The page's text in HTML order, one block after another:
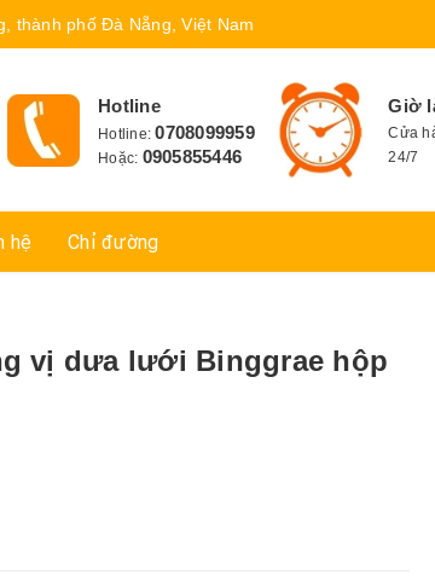
thành phố Đà Nẵng, Việt Nam
Hotline
Hotline:0708099959
Hoặc: 0905855446
Giờ
Cửa
24/7
hệ Chỉ đường
vị dưa lưới Binggrae hộp